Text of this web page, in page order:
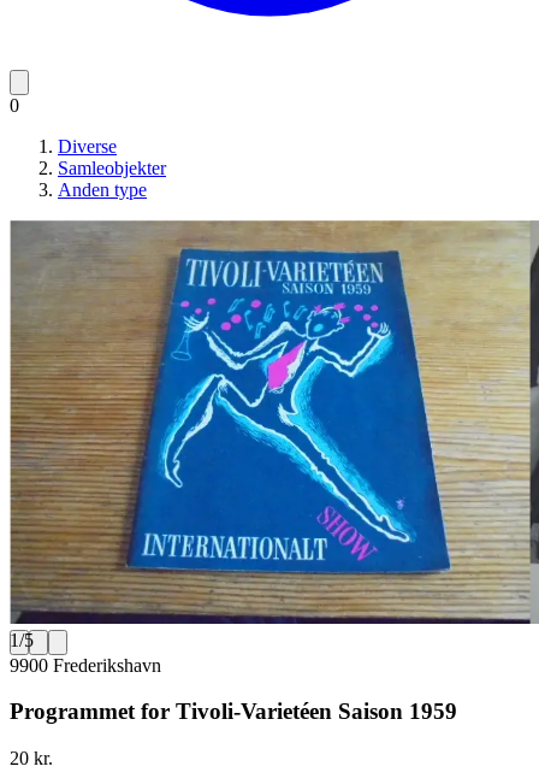
0
Diverse
Samleobjekter
Anden type
1/5
9900 Frederikshavn
Programmet for Tivoli-Varietéen Saison 1959
20 kr.